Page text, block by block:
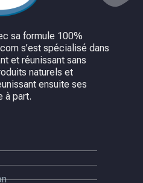
sa formule 100%
s’est spécialisé dans
et réunissant sans
naturels et
ensuite ses
à part.